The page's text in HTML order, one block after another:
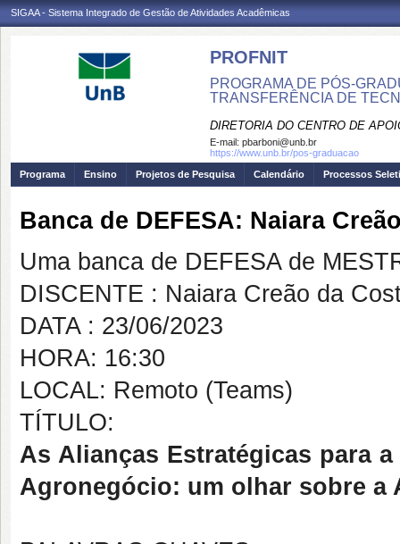
SIGAA - Sistema Integrado de Gestão de Atividades Acadêmicas
PROFNIT
PROGRAMA DE PÓS-
TRANSFERÊNCIA DE
DIRETORIA DO CENTRO DE
E-mail: pbarboni@unb.br
https://www.unb.br/pos-graduacao
Programa
Ensino Projetos de Pesquisa Calendário Processos
Banca de DEFESA: Naiara
Uma banca de DEFESA de
DISCENTE : Naiara Creão da
DATA : 23/06/2023
HORA: 16:30
LOCAL: Remoto (Teams)
TÍTULO:
As Alianças Estratégicas para
Agronegócio: um olhar sobre a